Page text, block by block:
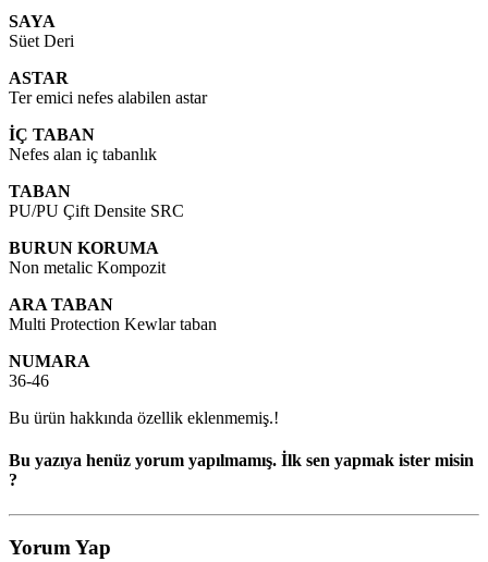
SAYA
Süet Deri
ASTAR
Ter emici nefes alabilen astar
İÇ TABAN
Nefes alan iç tabanlık
TABAN
PU/PU Çift Densite SRC
BURUN KORUMA
Non metalic Kompozit
ARA TABAN
Multi Protection Kewlar taban
NUMARA
36-46
Bu ürün hakkında özellik eklenmemiş.!
Bu yazıya henüz yorum yapılmamış. İlk sen yapmak ister misin
?
Yorum Yap